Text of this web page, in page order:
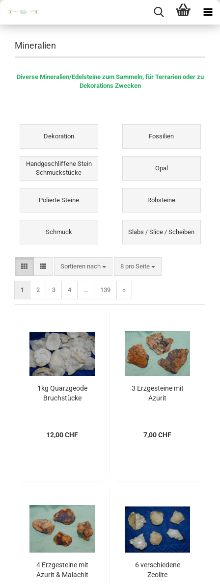
Mineralien
Diverse Mineralien/Edelsteine zum Sammeln, für Terrarien oder zu
Dekorations Zwecken
Dekoration Fossilien
Handgeschliffene Stein
Schmuckstücke
Opal
Polierte Steine Rohsteine
Schmuck Slabs / Slice / Scheiben
Sortieren nach
Sortieren nach 8 pro Seite
pro Seite
1 2 3 4 ... 139 »
1kg Quarzgeode
Bruchstücke
12,00 CHF
3 Erzgesteine mit
Azurit
7,00 CHF
4 Erzgesteine mit
Azurit & Malachit
6 verschiedene
Zeolite